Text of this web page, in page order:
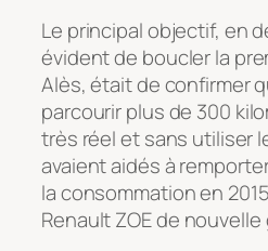
Le principal objectif, en
évident de boucler la
Alès, était de confirmer
parcourir plus de 300
très réel et sans utiliser
avaient aidés à
la consommation en
Renault ZOE de